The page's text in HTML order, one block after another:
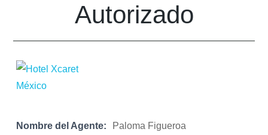
Autorizado
Nombre del Agente: Paloma Figueroa